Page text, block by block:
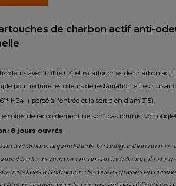
de charbon actif anti-
odeurs avec 1 filtre G4 et 6 cartouches de charbon
pour réduire les odeurs de restauration et les
H34 ( percé à l'entrée et la sortie en diam 315).
de raccordement ne sont pas fournis, voir
8 jours ouvrés
à charbons dépendant de la configuration du
des performances de son installation; il est
liées à l'extraction des buées grasses en